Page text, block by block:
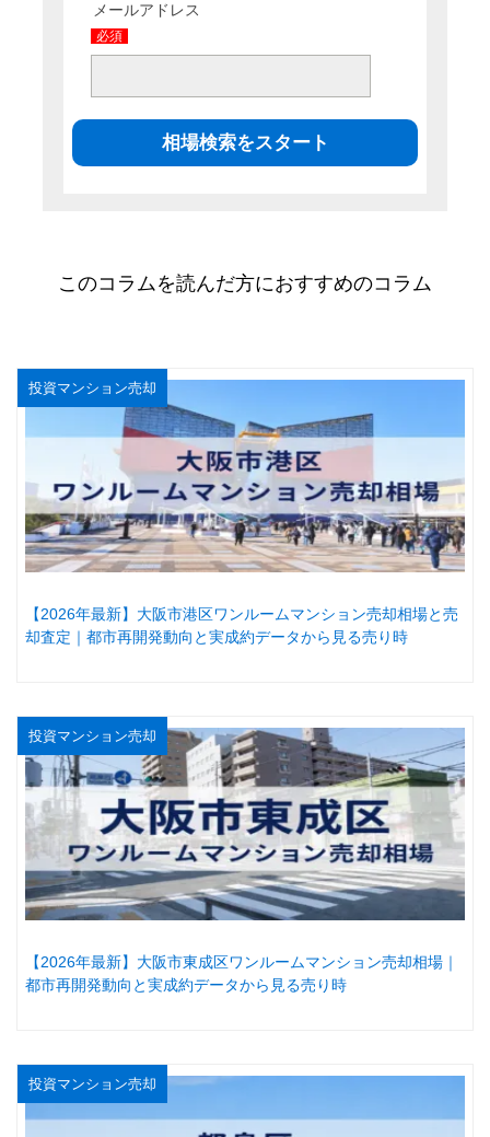
メールアドレス
必須
このコラムを読んだ方におすすめのコラム
投資マンション売却
【2026年最新】大阪市港区ワンルームマンション売却相場と売
却査定｜都市再開発動向と実成約データから見る売り時
投資マンション売却
【2026年最新】大阪市東成区ワンルームマンション売却相場｜
都市再開発動向と実成約データから見る売り時
投資マンション売却